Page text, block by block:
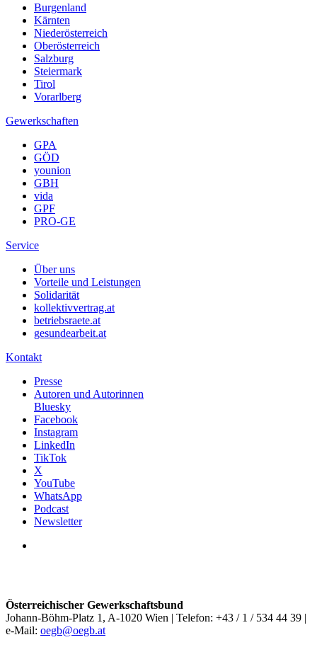
Burgenland
Kärnten
Niederösterreich
Oberösterreich
Salzburg
Steiermark
Tirol
Vorarlberg
Gewerkschaften
GPA
GÖD
younion
GBH
vida
GPF
PRO-GE
Service
Über uns
Vorteile und Leistungen
Solidarität
kollektivvertrag.at
betriebsraete.at
gesundearbeit.at
Kontakt
Presse
Autoren und Autorinnen
Bluesky
Facebook
Instagram
LinkedIn
TikTok
X
YouTube
WhatsApp
Podcast
Newsletter
Österreichischer Gewerkschaftsbund
Johann-Böhm-Platz 1, A-1020 Wien | Telefon: +43 / 1 / 534 44 39 |
e-Mail: oegb@oegb.at